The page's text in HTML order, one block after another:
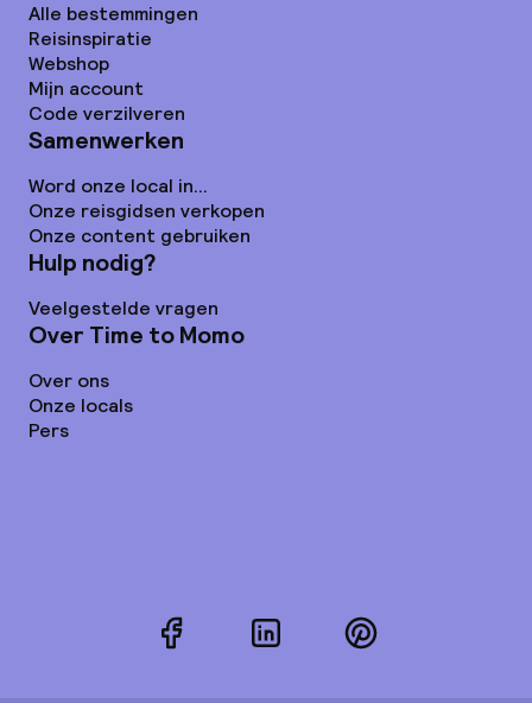
Alle bestemmingen
Reisinspiratie
Webshop
Mijn account
Code verzilveren
Samenwerken
Word onze local in...
Onze reisgidsen verkopen
Onze content gebruiken
Hulp nodig?
Veelgestelde vragen
Over Time to Momo
Over ons
Onze locals
Pers
FacebookLinkedInPinterest